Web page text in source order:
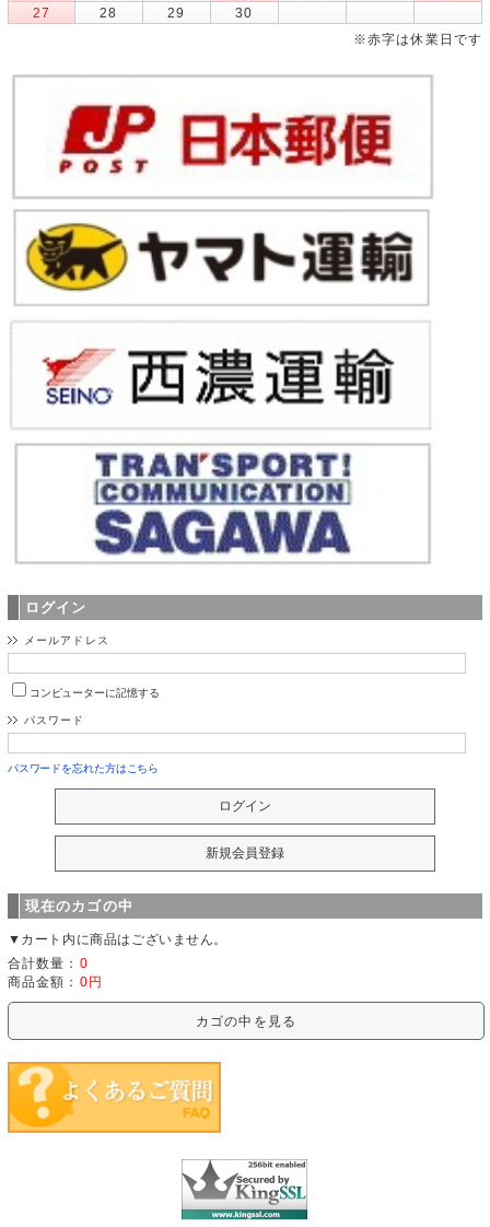
27
28 29
30
※赤字は休業日です
ログイン
メールアドレス
コンピューターに記憶する
パスワード
パスワードを忘れた方はこちら
現在のカゴの中
▼カート内に商品はございません。
合計数量： 0
商品金額： 0円
カゴの中を見る